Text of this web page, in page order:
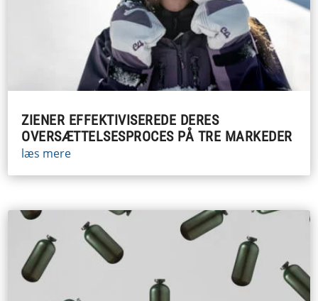
ZIENER EFFEKTIVISEREDE DERES
OVERSÆTTELSESPROCES PÅ TRE MARKEDER
læs mere